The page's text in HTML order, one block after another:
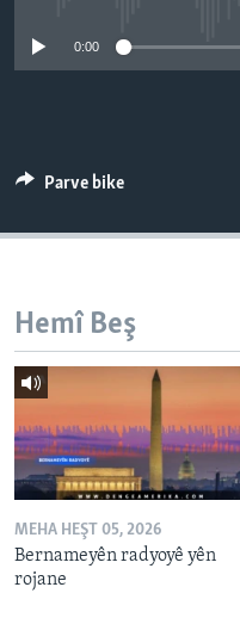
SERNIVÎS
Learning English
FOLLOW US
Zimanên Din
0:00
Parve bike
Hemî Beş
MEHA HEŞT 05, 2026
Bernameyên radyoyê yên
rojane